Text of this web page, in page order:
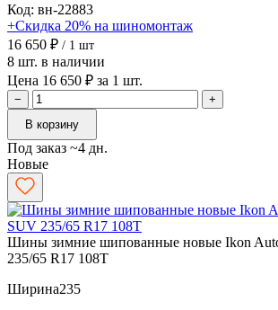
Код: вн-22883
+Скидка 20% на шиномонтаж
16 650 ₽ / 1 шт
8 шт. в наличии
Цена 16 650 ₽ за 1 шт.
−
+
В корзину
Под заказ ~4 дн.
Новые
Шины зимние шипованные новые Ikon
235/65 R17 108T
Ширина235